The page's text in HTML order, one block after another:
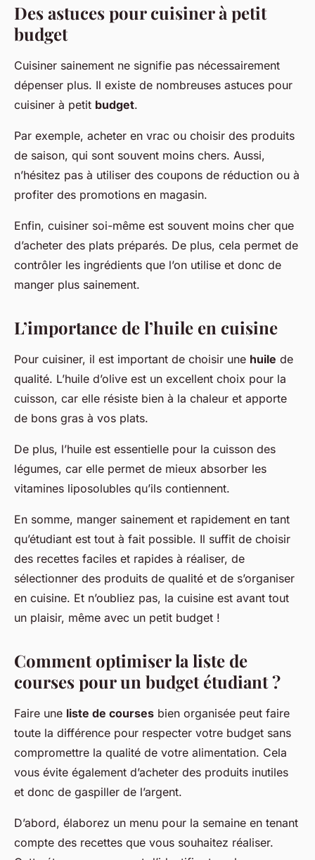
Des astuces pour cuisiner à petit
budget
Cuisiner sainement ne signifie pas nécessairement
dépenser plus. Il existe de nombreuses astuces pour
cuisiner à petit budget.
Par exemple, acheter en vrac ou choisir des produits
de saison, qui sont souvent moins chers. Aussi,
n’hésitez pas à utiliser des coupons de réduction ou à
profiter des promotions en magasin.
Enfin, cuisiner soi-même est souvent moins cher que
d’acheter des plats préparés. De plus, cela permet de
contrôler les ingrédients que l’on utilise et donc de
manger plus sainement.
L’importance de l’huile en cuisine
Pour cuisiner, il est important de choisir une huile de
qualité. L’huile d’olive est un excellent choix pour la
cuisson, car elle résiste bien à la chaleur et apporte
de bons gras à vos plats.
De plus, l’huile est essentielle pour la cuisson des
légumes, car elle permet de mieux absorber les
vitamines liposolubles qu’ils contiennent.
En somme, manger sainement et rapidement en tant
qu’étudiant est tout à fait possible. Il suffit de choisir
des recettes faciles et rapides à réaliser, de
sélectionner des produits de qualité et de s’organiser
en cuisine. Et n’oubliez pas, la cuisine est avant tout
un plaisir, même avec un petit budget !
Comment optimiser la liste de
courses pour un budget étudiant ?
Faire une liste de courses bien organisée peut faire
toute la différence pour respecter votre budget sans
compromettre la qualité de votre alimentation. Cela
vous évite également d’acheter des produits inutiles
et donc de gaspiller de l’argent.
D’abord, élaborez un menu pour la semaine en tenant
compte des recettes que vous souhaitez réaliser.